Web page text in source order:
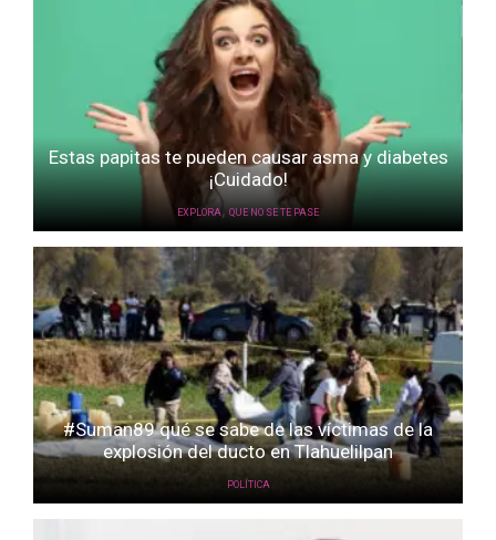
Estas papitas te pueden causar asma y diabetes
¡Cuidado!
EXPLORA ,QUE NO SE TE PASE
#Suman89 qué se sabe de las víctimas de la
explosión del ducto en Tlahuelilpan
POLÍTICA